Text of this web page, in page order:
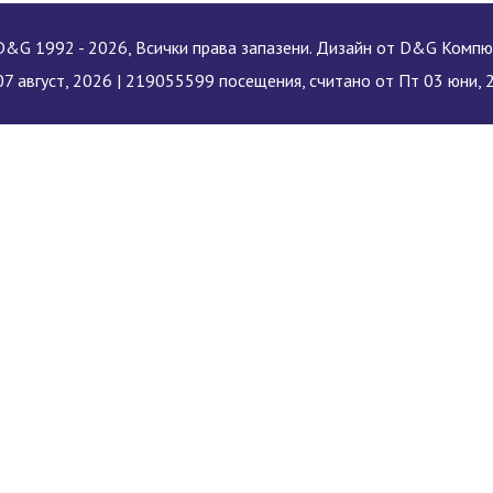
1992 - 2026, Всички права запазени. Дизайн от D&G
август, 2026 | 219055599 посещения, считано от Пт 03 юни,